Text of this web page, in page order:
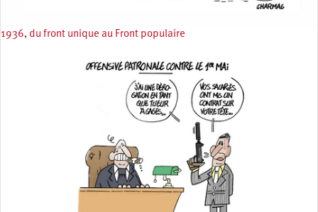
1936, du front unique au Front populaire